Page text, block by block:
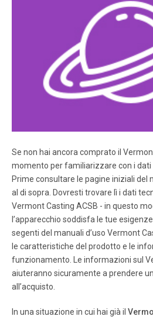
5 Addison Electric Stove 10004324
Combustibles Electrical Specifications
stove comes with a manual circuit
power cord supply. In case the stove
check the circuit breaker and reset the
breaker.
Information W ARNING: Disconnect
attempting any maintenance or
of fire, electrical shock or personal
electrical supply to the unit. 2.
Pagina 7
7 Addison Electric Stove 10004324
or rewiring of this unit should be
electrician in accordance with
repairing or replacing any electricial
the original wire routing, color coding
Se non hai ancora comprato il
momento per familiarizzare con i dati
Prime consultare le pagine iniziali del
al di sopra. Dovresti trovare lì i dati
Vermont Casting ACSB - in questo
l’apparecchio soddisfa le tue
segenti del manuali d’uso Vermont
le caratteristiche del prodotto e le
funzionamento. Le informazioni sul
aiuteranno sicuramente a prendere
all’acquisto.
In una situazione in cui hai già il